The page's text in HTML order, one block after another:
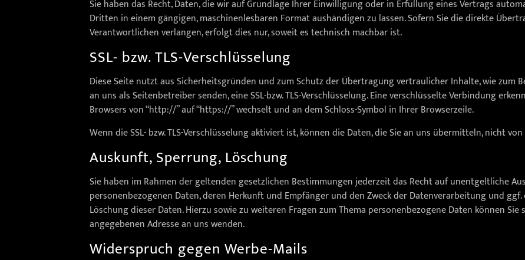
Sie haben das Recht, Daten, die wir auf Grundlage Ihrer Einwilligung oder in Erfüllung eines Vertrags
Dritten in einem gängigen, maschinenlesbaren Format aushändigen zu lassen. Sofern Sie die direkte
Verantwortlichen verlangen, erfolgt dies nur, soweit es technisch machbar ist.
SSL- bzw. TLS-Verschlüsselung
Diese Seite nutzt aus Sicherheitsgründen und zum Schutz der Übertragung vertraulicher Inhalte, wie zum
an uns als Seitenbetreiber senden, eine SSL-bzw. TLS-Verschlüsselung. Eine verschlüsselte Verbindung
Browsers von “http://” auf “https://” wechselt und an dem Schloss-Symbol in Ihrer Browserzeile.
Wenn die SSL- bzw. TLS-Verschlüsselung aktiviert ist, können die Daten, die Sie an uns übermitteln, nicht
Auskunft, Sperrung, Löschung
Sie haben im Rahmen der geltenden gesetzlichen Bestimmungen jederzeit das Recht auf unentgeltliche
personenbezogenen Daten, deren Herkunft und Empfänger und den Zweck der Datenverarbeitung und
Löschung dieser Daten. Hierzu sowie zu weiteren Fragen zum Thema personenbezogene Daten können
angegebenen Adresse an uns wenden.
Widerspruch gegen Werbe-Mails